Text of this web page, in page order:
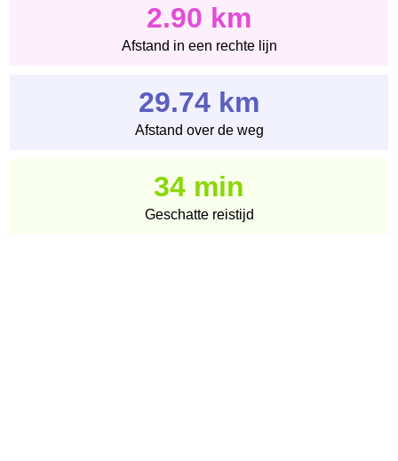
2.90 km
Afstand in een rechte lijn
29.74 km
Afstand over de weg
34 min
Geschatte reistijd